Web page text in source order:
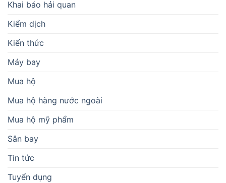
Khai báo hải quan
Kiểm dịch
Kiến thức
Máy bay
Mua hộ
Mua hộ hàng nước ngoài
Mua hộ mỹ phẩm
Sân bay
Tin tức
Tuyển dụng